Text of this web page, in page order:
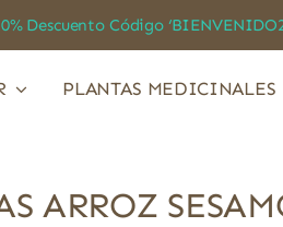
Descuento Código
PLANTAS MEDICINALES
ARROZ